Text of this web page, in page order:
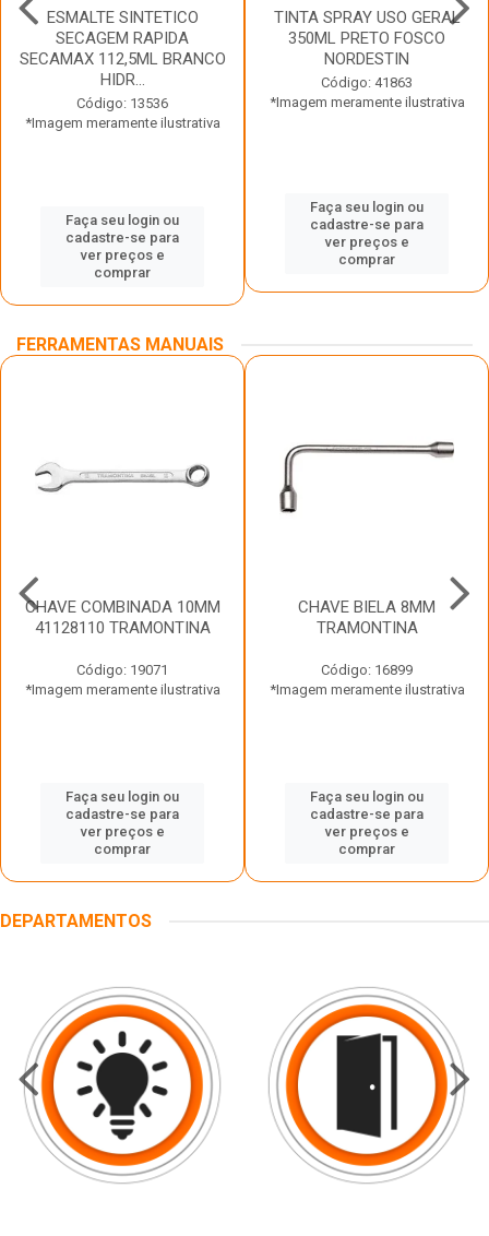
ESMALTE SINTETICO
SECAGEM RAPIDA
SECAMAX 112,5ML BRANCO
HIDR...
Código: 13536
*Imagem meramente ilustrativa
Faça seu login ou
cadastre-se para
ver preços e
comprar
TINTA SPRAY USO GERAL
350ML PRETO FOSCO
NORDESTIN
Código: 41863
*Imagem meramente ilustrativa
Faça seu login ou
cadastre-se para
ver preços e
comprar
FERRAMENTAS MANUAIS
CHAVE COMBINADA 10MM
41128110 TRAMONTINA
Código: 19071
*Imagem meramente ilustrativa
Faça seu login ou
cadastre-se para
ver preços e
comprar
CHAVE BIELA 8MM
TRAMONTINA
Código: 16899
*Imagem meramente ilustrativa
Faça seu login ou
cadastre-se para
ver preços e
comprar
DEPARTAMENTOS